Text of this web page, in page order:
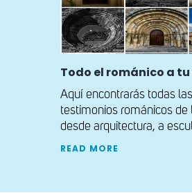
Todo el románico a
Aquí encontrarás todas
testimonios románicos de
desde arquitectura, a
READ MORE